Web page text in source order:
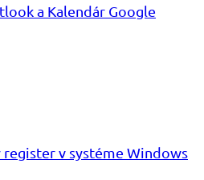
a Kalendár Google
v systéme Windows